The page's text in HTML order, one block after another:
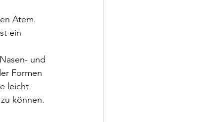
Atem.
ein
und
Formen
leicht
können.